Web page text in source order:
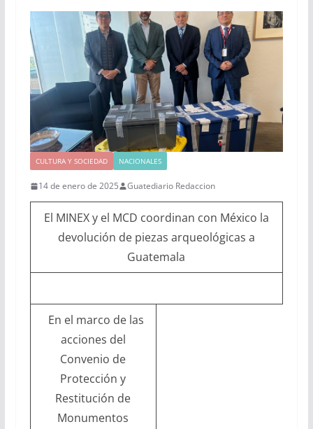
CULTURA Y SOCIEDAD NACIONALES
14 de enero de 2025 Guatediario Redaccion
El MINEX y el MCD coordinan con México la
devolución de piezas arqueológicas a
Guatemala
En el marco de las
acciones del
Convenio de
Protección y
Restitución de
Monumentos